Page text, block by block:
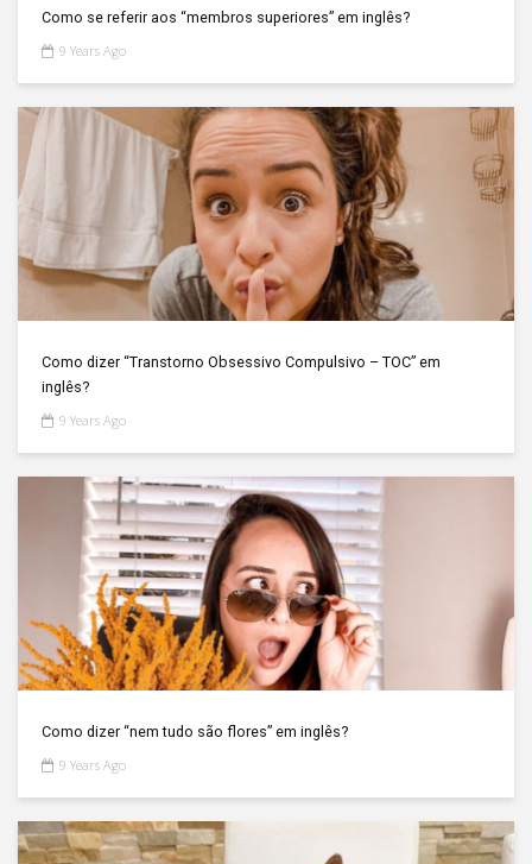
Como se referir aos “membros superiores” em inglês?
9 Years Ago
Como dizer “Transtorno Obsessivo Compulsivo – TOC” em
inglês?
9 Years Ago
Como dizer “nem tudo são flores” em inglês?
9 Years Ago